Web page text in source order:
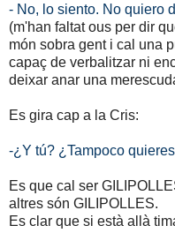
- No, lo siento. No quiero
(m'han faltat ous per dir
món sobra gent i cal una
capaç de verbalitzar ni
deixar anar una
Es gira cap a la Cris:
-¿Y tú? ¿Tampoco
Es que cal ser
altres són GILIPOLLES.
Es clar que si està allà